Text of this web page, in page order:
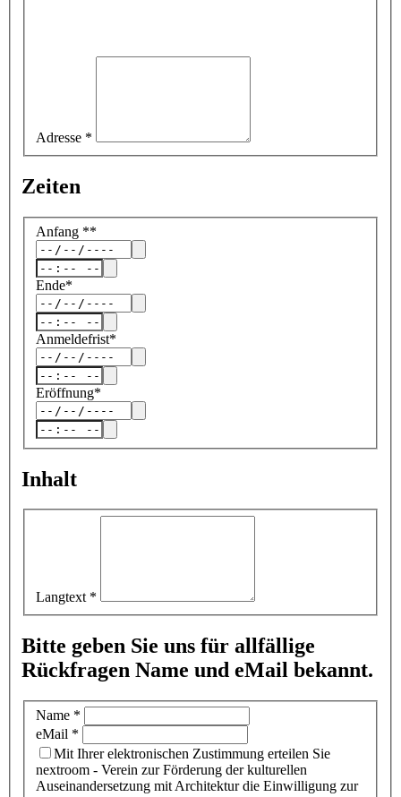
Adresse *
Zeiten
Anfang **
Ende*
Anmeldefrist*
Eröffnung*
Inhalt
Langtext *
Bitte geben Sie uns für allfällige
Rückfragen Name und eMail bekannt.
Name *
eMail *
Mit Ihrer elektronischen Zustimmung erteilen Sie
nextroom - Verein zur Förderung der kulturellen
Auseinandersetzung mit Architektur die Einwilligung zur